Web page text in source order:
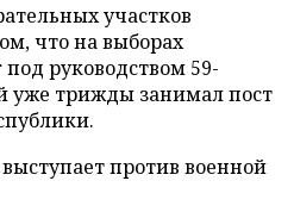
участков
что на выборах
руководством 59-
уже трижды занимал пост
против военной